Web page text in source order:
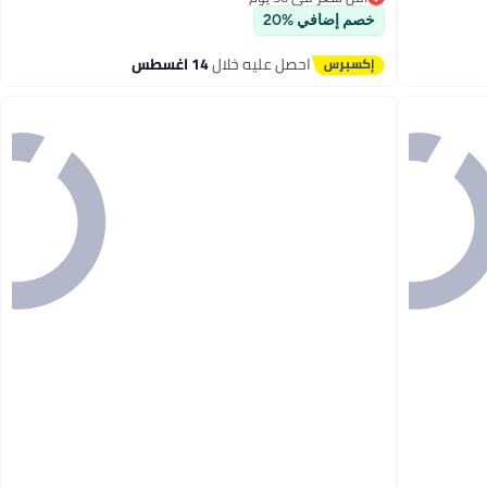
أقل سعر في 30 يوم
خصم إضافي %20
احصل عليه خلال14 اغسطس